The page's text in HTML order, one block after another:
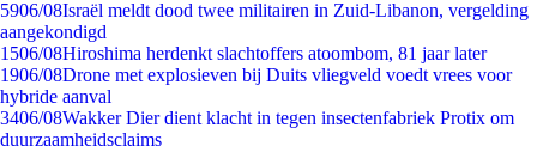
5906/08Israël meldt dood twee militairen in Zuid-Libanon, vergelding
aangekondigd
1506/08Hiroshima herdenkt slachtoffers atoombom, 81 jaar later
1906/08Drone met explosieven bij Duits vliegveld voedt vrees voor
hybride aanval
3406/08Wakker Dier dient klacht in tegen insectenfabriek Protix om
duurzaamheidsclaims